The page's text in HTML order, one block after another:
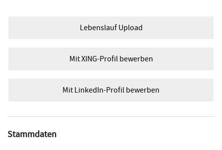
Lebenslauf Upload
Mit XING-Profil bewerben
Mit LinkedIn-Profil bewerben
Stammdaten